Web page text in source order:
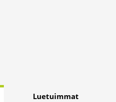
Luetuimmat